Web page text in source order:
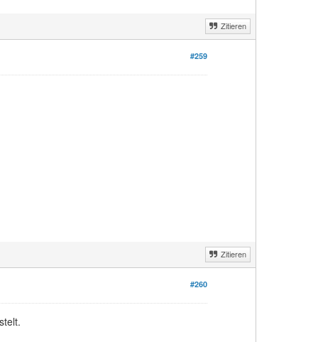
Zitieren
#259
Zitieren
#260